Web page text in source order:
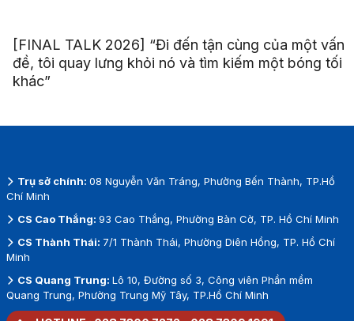
[FINAL TALK 2026] “Đi đến tận cùng của một vấn
đề, tôi quay lưng khỏi nó và tìm kiếm một bóng tối
khác”
Trụ sở chính: 08 Nguyễn Văn Tráng, Phường Bến Thành, TP.Hồ
Chí Minh
CS Cao Thắng: 93 Cao Thắng, Phường Bàn Cờ, TP. Hồ Chí Minh
CS Thành Thái: 7/1 Thành Thái, Phường Diên Hồng, TP. Hồ Chí
Minh
CS Quang Trung: Lô 10, Đường số 3, Công viên Phần mềm
Quang Trung, Phường Trung Mỹ Tây, TP.Hồ Chí Minh